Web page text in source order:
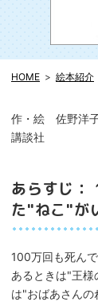
HOME 絵本紹介
作・絵 佐野洋
講談社
あらすじ：
た"ねこ"が
100万回も死ん
あるときは"王様
は"おばあさん